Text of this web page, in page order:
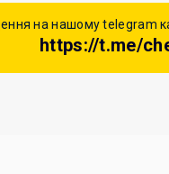
на нашому telegram
https://t.me/